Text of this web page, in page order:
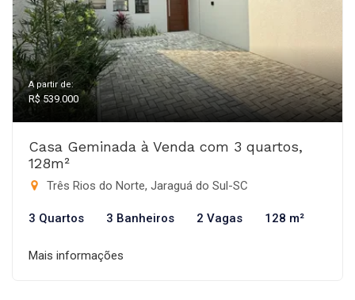
A partir de:
R$ 539.000
Casa Geminada à Venda com 3 quartos,
128m²
Três Rios do Norte, Jaraguá do Sul-SC
3 Quartos 3 Banheiros 2 Vagas 128 m²
Mais informações